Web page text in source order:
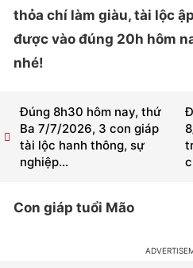
thỏa chí làm giàu, tài lộc
được vào đúng 20h hôm
nhé!
Đúng 8h30 hôm nay, thứ
Ba 7/7/2026, 3 con giáp
tài lộc hanh thông, sự
nghiệp...
Con giáp tuổi Mão